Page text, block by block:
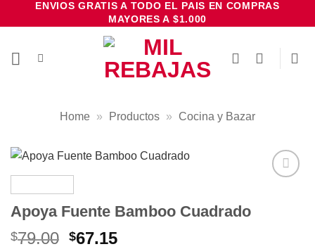
al
ENVIOS GRATIS A TODO EL PAIS EN COMPRAS
MAYORES A $1.000
Home » Productos » Cocina y Bazar
Apoya Fuente Bamboo Cuadrado
$79.00 El
$67.15El